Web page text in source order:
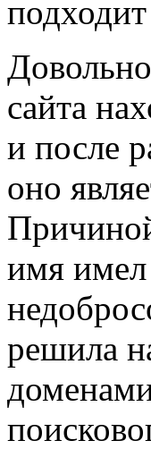
сайта
и после
оно
имя имел
решила